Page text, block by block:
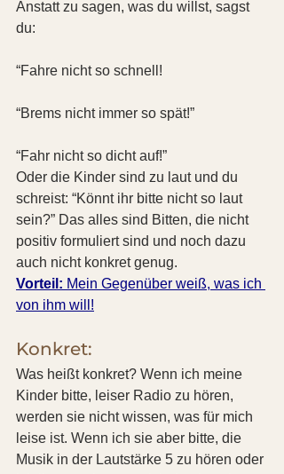
Anstatt zu sagen, was du willst, sagst
du:
“Fahre nicht so schnell!
“Brems nicht immer so spät!”
“Fahr nicht so dicht auf!”
Oder die Kinder sind zu laut und du
schreist: “Könnt ihr bitte nicht so laut
sein?” Das alles sind Bitten, die nicht
positiv formuliert sind und noch dazu
auch nicht konkret genug.
Vorteil: Mein Gegenüber weiß, was ich
von ihm will!
Konkret:
Was heißt konkret? Wenn ich meine
Kinder bitte, leiser Radio zu hören,
werden sie nicht wissen, was für mich
leise ist. Wenn ich sie aber bitte, die
Musik in der Lautstärke 5 zu hören oder